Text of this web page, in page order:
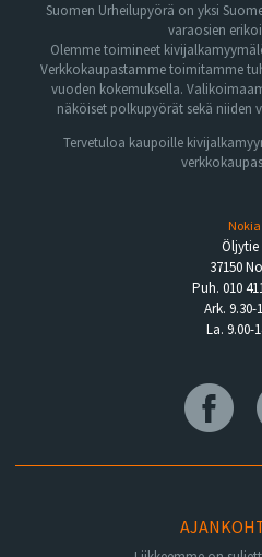
Suomen Urheilupyörä on yksi
varaosien
Olemme toimineet
Verkkokaupastamme toimitamme
vuoden kokemuksella.
näköiset polkupyörät sekä niiden
Tervetuloa kaupoille
Nokia
Öljytie
37150
Puh. 010
Ark. 9.30-
La. 9.00-